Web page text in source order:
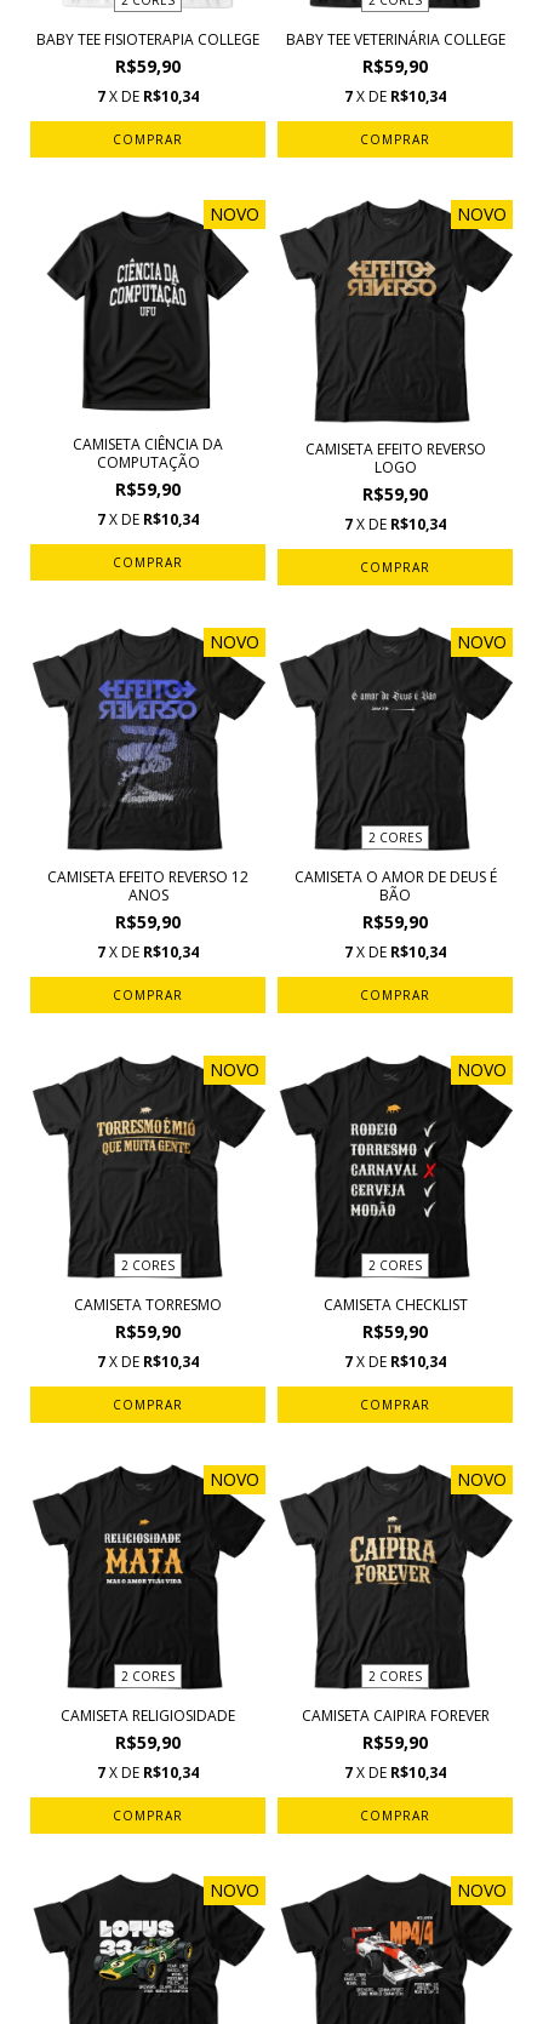
BABY TEE FISIOTERAPIA COLLEGE
R$59,90
7X DE R$10,34
COMPRAR
BABY TEE VETERINÁRIA COLLEGE
R$59,90
7X DE R$10,34
COMPRAR
NOVO
CAMISETA CIÊNCIA DA
COMPUTAÇÃO
R$59,90
7X DE R$10,34
COMPRAR
NOVO
CAMISETA EFEITO REVERSO
LOGO
R$59,90
7X DE R$10,34
COMPRAR
NOVO
CAMISETA EFEITO REVERSO 12
ANOS
R$59,90
7X DE R$10,34
COMPRAR
NOVO
2 CORES
CAMISETA O AMOR DE DEUS É
BÃO
R$59,90
7X DE R$10,34
COMPRAR
NOVO
2 CORES
CAMISETA TORRESMO
R$59,90
7X DE R$10,34
COMPRAR
NOVO
2 CORES
CAMISETA CHECKLIST
R$59,90
7X DE R$10,34
COMPRAR
NOVO
2 CORES
CAMISETA RELIGIOSIDADE
R$59,90
7X DE R$10,34
COMPRAR
NOVO
2 CORES
CAMISETA CAIPIRA FOREVER
R$59,90
7X DE R$10,34
COMPRAR
NOVO NOVO